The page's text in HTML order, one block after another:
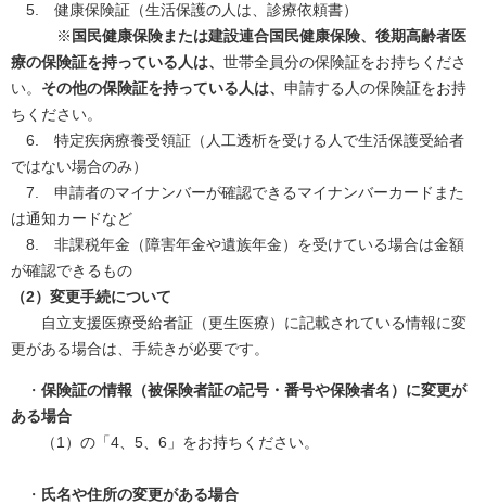
5. 健康保険証（生活保護の人は、診療依頼書）
※ 国民健康保険または建設連合国民健康保険、後期高齢者医
療の保険証を持っている人は、 世帯全員分の保険証をお持ちくださ
い。 その他の保険証を持っている人は、 申請する人の保険証をお持
ちください。
6. 特定疾病療養受領証（人工透析を受ける人で生活保護受給者
ではない場合のみ）
7. 申請者のマイナンバーが確認できるマイナンバーカードまた
は通知カードなど
8. 非課税年金（障害年金や遺族年金）を受けている場合は金額
が確認できるもの
（2）変更手続について
自立支援医療受給者証（更生医療）に記載されている情報に変
更がある場合は、手続きが必要です。
・ 保険証の情報（被保険者証の記号・番号や保険者名）に変更が
ある場合
（1）の「4、5、6」をお持ちください。
・ 氏名や住所の変更がある場合